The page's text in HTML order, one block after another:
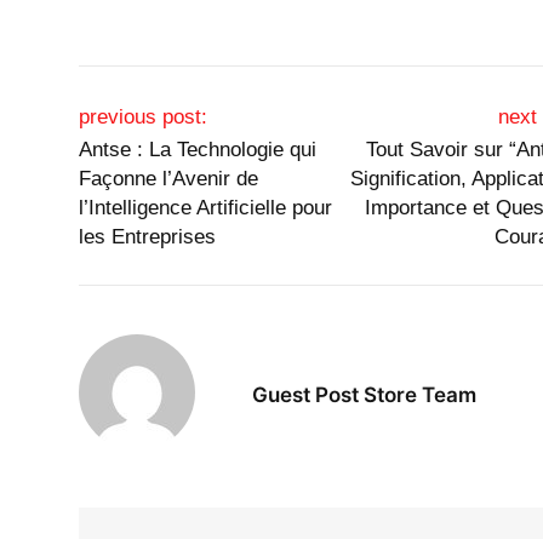
Post navigation
previous post:
Antse : La Technologie qui
Façonne l’Avenir de
l’Intelligence Artificielle pour
les Entreprises
next
Tout Savoir sur
Signification,
Importance et
Guest Post Store Team